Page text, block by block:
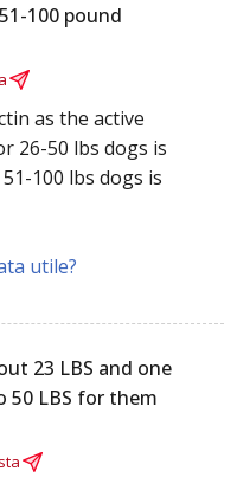
100 pound
as the active
26-50 lbs dogs is
100 lbs dogs is
utile?
23 LBS and one
50 LBS for them